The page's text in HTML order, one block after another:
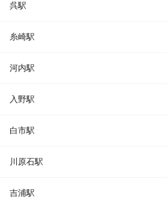
呉駅
糸崎駅
河内駅
入野駅
白市駅
川原石駅
吉浦駅